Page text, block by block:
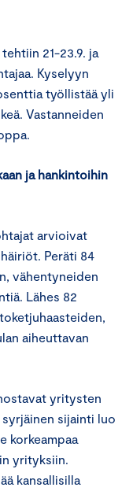
21-23.9. ja
Kyselyyn
työllistää yli
Vastanneiden
ja hankintoihin
arvioivat
Peräti 84
vähentyneiden
Lähes 82
aiheuttavan
yritysten
sijainti luo
korkeampaa
yrityksiin.
kansallisilla